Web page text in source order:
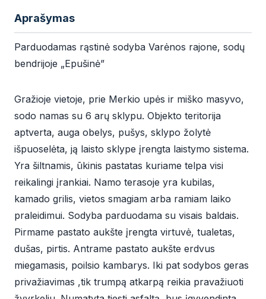
Aprašymas
Parduodamas rąstinė sodyba Varėnos rajone, sodų
bendrijoje „Epušinė”
Gražioje vietoje, prie Merkio upės ir miško masyvo,
sodo namas su 6 arų sklypu. Objekto teritorija
aptverta, auga obelys, pušys, sklypo žolytė
išpuoselėta, ją laisto sklype įrengta laistymo sistema.
Yra šiltnamis, ūkinis pastatas kuriame telpa visi
reikalingi įrankiai. Namo terasoje yra kubilas,
kamado grilis, vietos smagiam arba ramiam laiko
praleidimui. Sodyba parduodama su visais baldais.
Pirmame pastato aukšte įrengta virtuvė, tualetas,
dušas, pirtis. Antrame pastato aukšte erdvus
miegamasis, poilsio kambarys. Iki pat sodybos geras
privažiavimas ,tik trumpą atkarpą reikia pravažiuoti